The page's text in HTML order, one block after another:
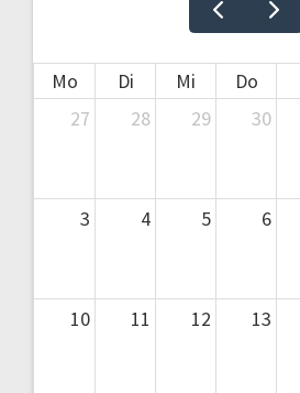
Mo Di Mi Do
27
28 29 30
3 4 5 6
10 11 12 13